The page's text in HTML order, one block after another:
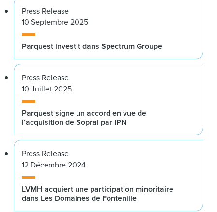
Press Release
10 Septembre 2025
Parquest investit dans Spectrum Groupe
Press Release
10 Juillet 2025
Parquest signe un accord en vue de
l’acquisition de Sopral par IPN
Press Release
12 Décembre 2024
LVMH acquiert une participation minoritaire
dans Les Domaines de Fontenille